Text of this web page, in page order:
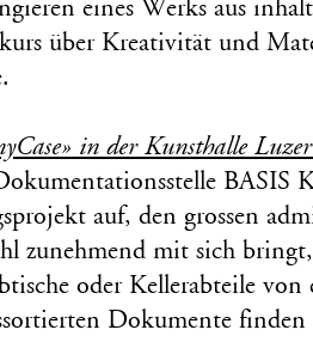
eines Werks aus
über Kreativität und
in der Kunsthalle
BASIS
auf, den grossen
zunehmend mit sich
oder Kellerabteile von
Dokumente finden